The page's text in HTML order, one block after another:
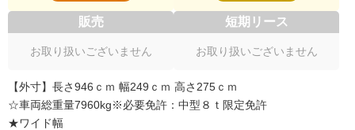
販売
お取り扱いございません
短期リース
お取り扱いございません
【外寸】長さ946ｃｍ 幅249ｃｍ 高さ275ｃｍ
☆車両総重量7960kg※必要免許：中型８ｔ限定免許
★ワイド幅